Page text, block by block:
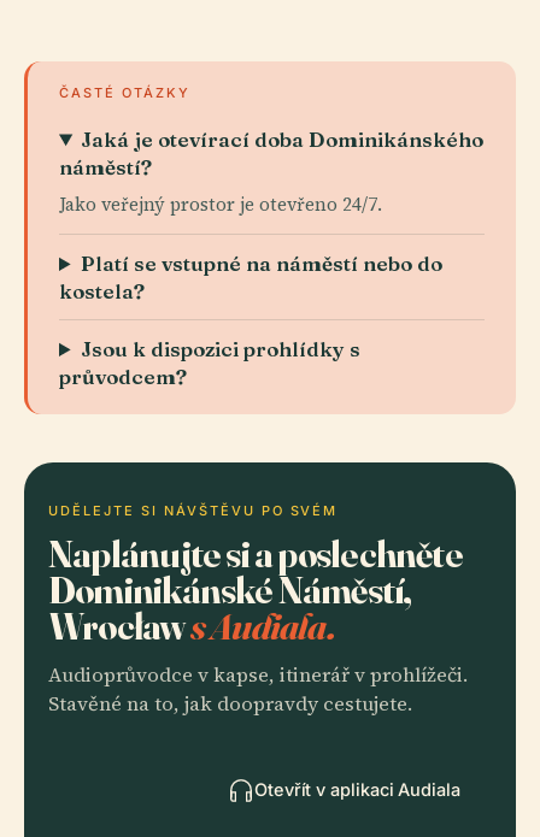
ČASTÉ OTÁZKY
Jaká je otevírací doba Dominikánského
náměstí?
Jako veřejný prostor je otevřeno 24/7.
Platí se vstupné na náměstí nebo do
kostela?
Jsou k dispozici prohlídky s
průvodcem?
UDĚLEJTE SI NÁVŠTĚVU PO SVÉM
Naplánujte si a poslechněte
Dominikánské Náměstí,
Wrocławs Audiala.
Audioprůvodce v kapse, itinerář v prohlížeči.
Stavěné na to, jak doopravdy cestujete.
Otevřít v aplikaci Audiala